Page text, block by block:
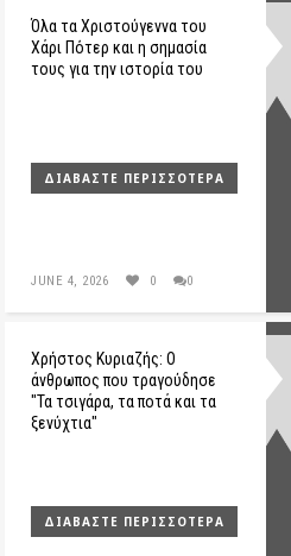
Όλα τα Χριστούγεννα του
Χάρι Πότερ και η σημασία
τους για την ιστορία του
ΔΙΑΒΆΣΤΕ ΠΕΡΙΣΣΌΤΕΡΑ
JUNE 4, 2026 0 0
Χρήστος Κυριαζής: Ο
άνθρωπος που τραγούδησε
"Τα τσιγάρα, τα ποτά και τα
ξενύχτια"
ΔΙΑΒΆΣΤΕ ΠΕΡΙΣΣΌΤΕΡΑ